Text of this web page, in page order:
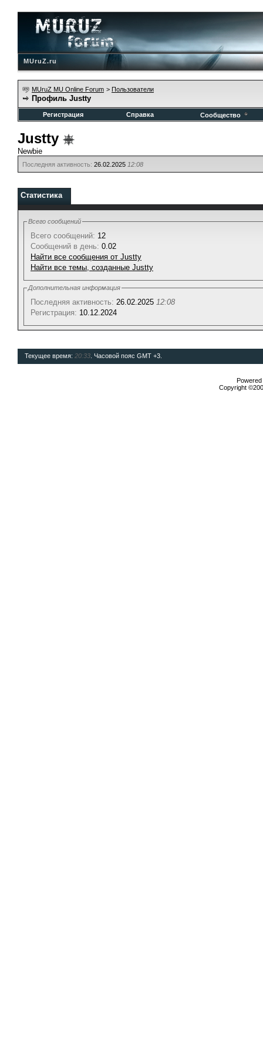
MUruZ.ru
MUruZ MU Online Forum > Пользователи
Профиль Justty
Регистрация Справка Сообщество
Justty
Newbie
Последняя активность: 26.02.2025 12:08
Статистика
Всего сообщений
Всего сообщений: 12
Сообщений в день: 0.02
Найти все сообщения от Justty
Найти все темы, созданные Justty
Дополнительная информация
Последняя активность: 26.02.2025 12:08
Регистрация: 10.12.2024
Текущее время: 20:33 . Часовой пояс GMT +3.
Copyright